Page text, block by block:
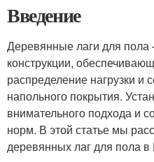
Введение
Деревянные лаги для
конструкции,
распределение нагрузки и
напольного покрытия.
внимательного подхода и
норм. В этой статье мы
деревянных лаг для пола в